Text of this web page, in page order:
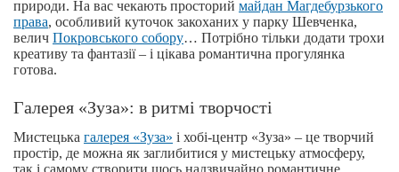
природи. На вас чекають просторий майдан Магдебурзького
права, особливий куточок закоханих у парку Шевченка,
велич Покровського собору… Потрібно тільки додати трохи
креативу та фантазії – і цікава романтична прогулянка
готова.
Галерея «Зуза»: в ритмі творчості
Мистецька галерея «Зуза» і хобі-центр «Зуза» – це творчий
простір, де можна як заглибитися у мистецьку атмосферу,
так і самому створити щось надзвичайно романтичне.